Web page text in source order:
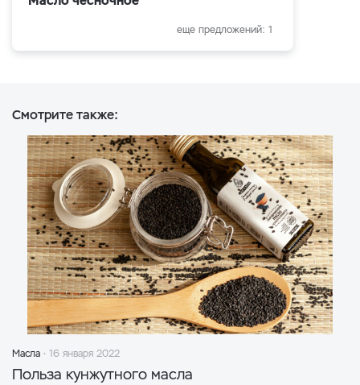
еще предложений: 1
Смотрите также:
Масла 16 января 2022
Польза кунжутного масла